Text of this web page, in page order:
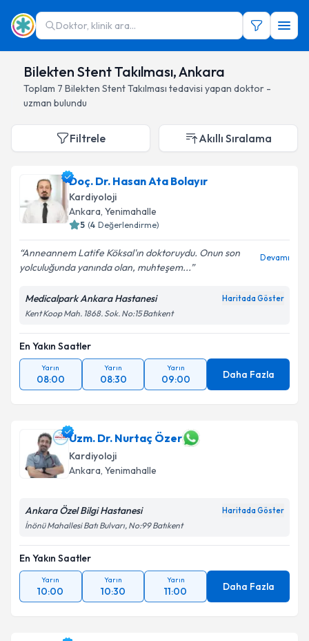
Doktor, klinik ara...
Bilekten Stent Takılması, Ankara
Toplam 7 Bilekten Stent Takılması tedavisi yapan doktor -
uzman bulundu
Filtrele Akıllı Sıralama
Doç. Dr. Hasan Ata Bolayır
Kardiyoloji
Ankara, Yenimahalle
5 (4 Değerlendirme)
Anneannem Latife Köksal'ın doktoruydu. Onun son
yolculuğunda yanında olan, muhteşem...
Devamı
Medicalpark Ankara Hastanesi Haritada Göster
Kent Koop Mah. 1868. Sok. No:15 Batıkent
En Yakın Saatler
Yarın
08:00
Yarın
08:30
Yarın
09:00 Daha Fazla
Uzm. Dr. Nurtaç Özer
Kardiyoloji
Ankara, Yenimahalle
Ankara Özel Bilgi Hastanesi Haritada Göster
İnönü Mahallesi Batı Bulvarı, No:99 Batıkent
En Yakın Saatler
Yarın
10:00
Yarın
10:30
Yarın
11:00 Daha Fazla